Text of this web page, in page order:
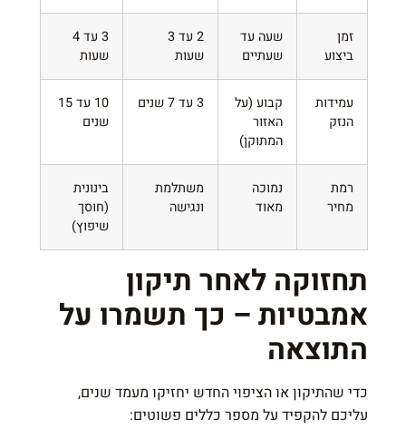
זמן
ביצוע
שעה עד
שעתיים
2 עד 3
שעות
3 עד 4
שעות
עמידות
הנזק
קבוע (על
האזור
המתוקן)
3 עד 7 שנים
10 עד 15
שנים
רמת
מחיר
נמוכה
מאוד
משתלמת
ונגישה
בינונית
(חוסך
שיפוץ)
תחזוקה לאחר תיקון
אמבטיות – כך תשמרו על
התוצאה
כדי שהתיקון או הציפוי החדש יחזיקו מעמד שנים,
עליכם להקפיד על מספר כללים פשוטים: